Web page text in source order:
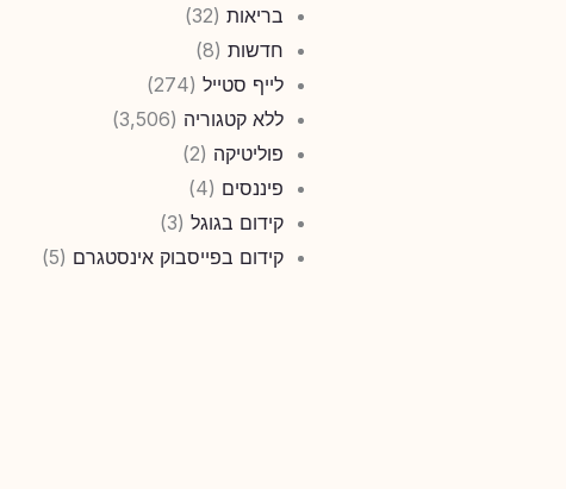
בריאות (32)
חדשות (8)
לייף סטייל (274)
ללא קטגוריה (3,506)
פוליטיקה (2)
פיננסים (4)
קידום בגוגל (3)
קידום בפייסבוק אינסטגרם (5)